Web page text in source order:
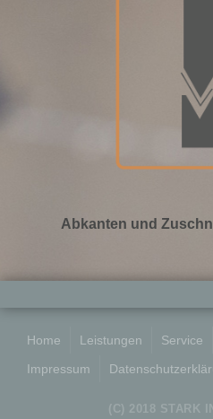
Abkanten und
Home Leistungen Service
Impressum
(C) 2018 STARK